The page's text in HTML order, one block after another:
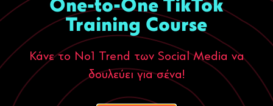
Digital Marketing Ecommerce
Ο κόσμος αγοράζει εσένα, όχι αυτό που
πουλάς
Περισσότερα
One-to-One TikTok
Training Course
Κάνε το Νο1 Trend των Social Media να
δουλεύει για σένα!